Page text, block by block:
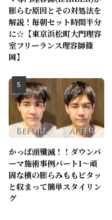
膨らむ原因とその対処法を
解説！毎朝セット時間半分
に☆【東京浜松町大門理容
室フリーランス理容師篠
岡】
かっぱ頭殲滅！！ダウンパ
ーマ施術事例パート1〜頑
固な横の膨らみももピタッ
と収まって簡単スタイリン
グ